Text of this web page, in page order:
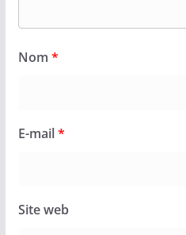
Nom *
E-mail*
Site web